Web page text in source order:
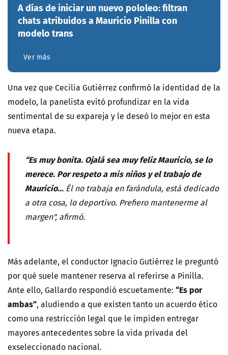
A días de iniciar un nuevo pololeo: filtran
chats atribuidos a Mauricio Pinilla con
modelo trans
Ver más
Una vez que Cecilia Gutiérrez confirmó la identidad de la
modelo, la panelista evitó profundizar en la vida
sentimental de su expareja y le deseó lo mejor en esta
nueva etapa.
“Es muy bonita. Ojalá sea muy feliz Mauricio, se lo
merece. Por respeto a mis niños y el trabajo de
Mauricio... Él no trabaja en farándula, está dedicado
a otra cosa, lo deportivo. Prefiero mantenerme al
margen", afirmó.
Más adelante, el conductor Ignacio Gutiérrez le preguntó
por qué suele mantener reserva al referirse a Pinilla.
Ante ello, Gallardo respondió escuetamente: “Es por
ambas”, aludiendo a que existen tanto un acuerdo ético
como una restricción legal que le impiden entregar
mayores antecedentes sobre la vida privada del
exseleccionado nacional.